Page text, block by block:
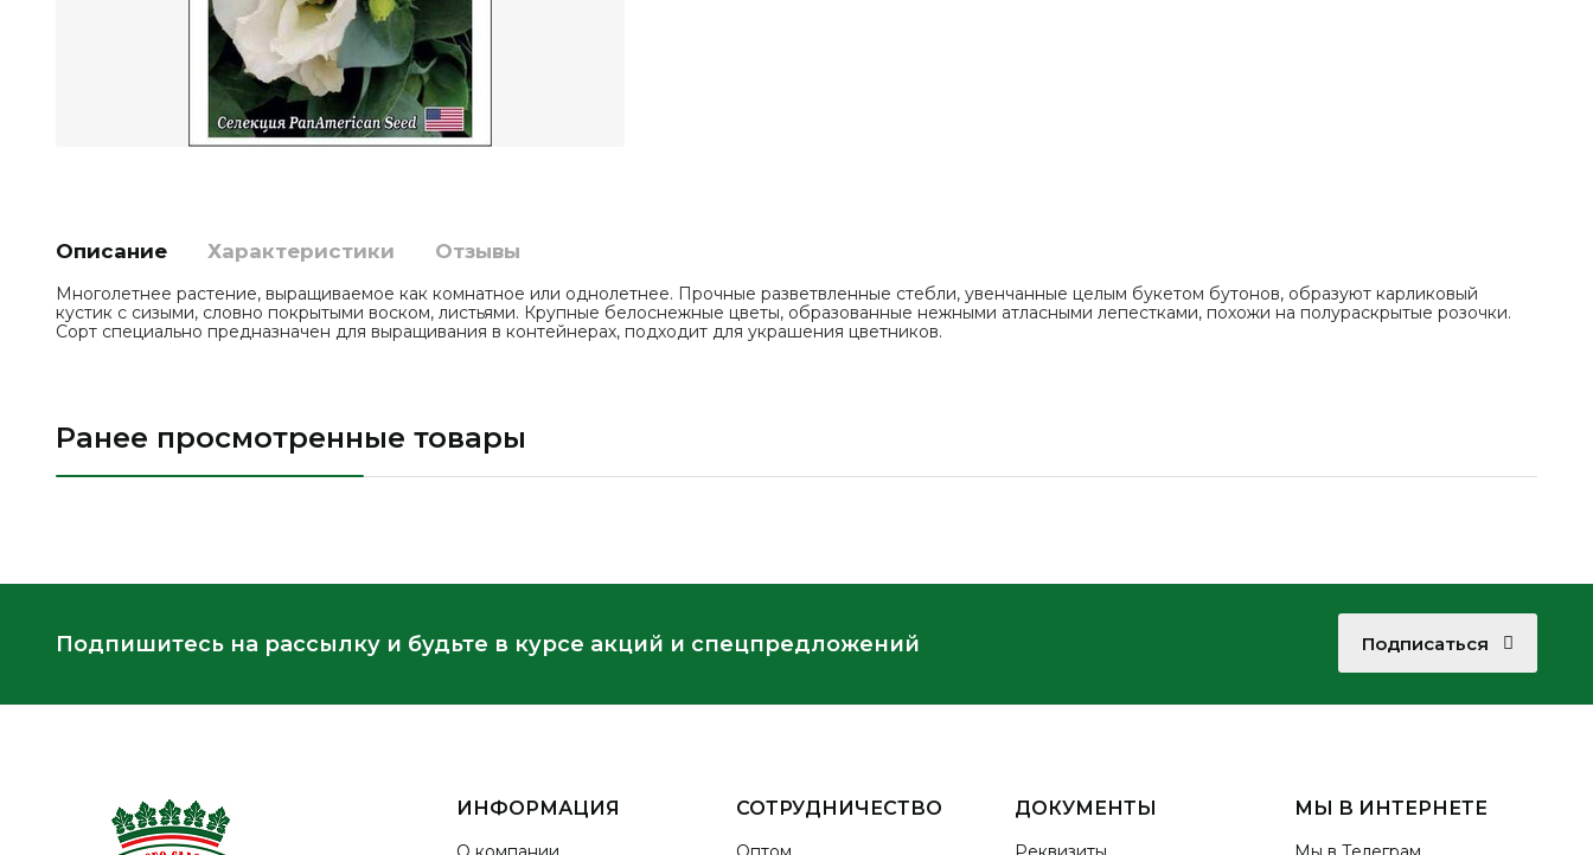
Описание Характеристики Отзывы
Многолетнее растение, выращиваемое как комнатное или однолетнее. Прочные разветвленные стебли, увенчанные целым букетом бутонов, образуют карликовый
кустик с сизыми, словно покрытыми воском, листьями. Крупные белоснежные цветы, образованные нежными атласными лепестками, похожи на полураскрытые розочки.
Сорт специально предназначен для выращивания в контейнерах, подходит для украшения цветников.
Ранее просмотренные товары
Подпишитесь на рассылку и будьте в курсе акций и спецпредложений Подписаться
ИНФОРМАЦИЯ СОТРУДНИЧЕСТВО ДОКУМЕНТЫ МЫ В ИНТЕРНЕТЕ